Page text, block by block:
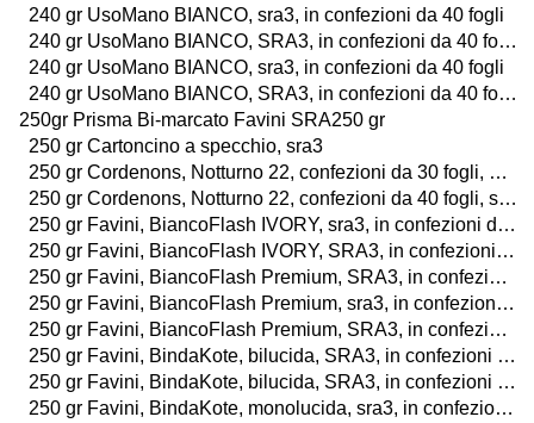
240 gr UsoMano BIANCO, sra3, in confezioni da 40 fogli
240 gr UsoMano BIANCO, SRA3, in confezioni da 40 fogli
240 gr UsoMano BIANCO, sra3, in confezioni da 40 fogli
240 gr UsoMano BIANCO, SRA3, in confezioni da 40 fogli
250gr Prisma Bi-marcato Favini SRA250 gr
250 gr Cartoncino a specchio, sra3
250 gr Cordenons, Notturno 22, confezioni da 30 fogli, SRA3
250 gr Cordenons, Notturno 22, confezioni da 40 fogli, sra3
250 gr Favini, BiancoFlash IVORY, sra3, in confezioni da 40fogli
250 gr Favini, BiancoFlash IVORY, SRA3, in confezioni da 100 fogli
250 gr Favini, BiancoFlash Premium, SRA3, in confezioni da 40 fogli o da 25 buste
250 gr Favini, BiancoFlash Premium, sra3, in confezioni da 40 fogli o da 25 buste
250 gr Favini, BiancoFlash Premium, SRA3, in confezioni da 100 fogli o da 25 buste
250 gr Favini, BindaKote, bilucida, SRA3, in confezioni da 40 fogli
250 gr Favini, BindaKote, bilucida, SRA3, in confezioni da 40 fogli
250 gr Favini, BindaKote, monolucida, sra3, in confezioni da 40 fogli